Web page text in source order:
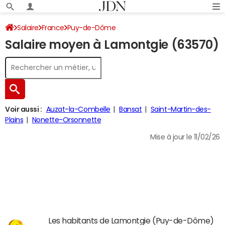
Salaire France Puy-de-Dôme
Salaire moyen à Lamontgie (63570)
Voir aussi : Auzat-la-Combelle Bansat
Saint-Martin-des-
Plains
Nonette-Orsonnette
Mise à jour le 11/02/26
Les habitants de Lamontgie (Puy-de-Dôme)